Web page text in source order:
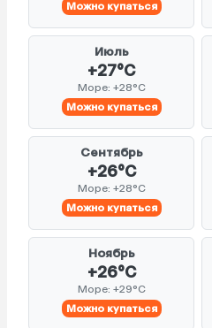
Можно купаться
Июль
+27°C
Море: +28°C
Можно купаться
Сентябрь
+26°C
Море: +28°C
Можно купаться
Ноябрь
+26°C
Море: +29°C
Можно купаться